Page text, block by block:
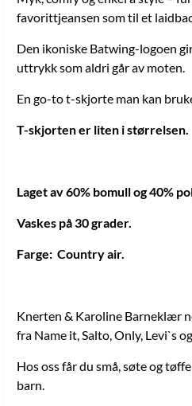
favorittjeansen som til et
Den ikoniske Batwing-logoen
uttrykk som aldri går av moten.
En go-to t-skjorte man kan
T-skjorten er liten i størrelsen.
Laget av 60% bomull og 40%
Vaskes på 30 grader.
Farge: Country air.
Knerten & Karoline Barneklær
fra Name it, Salto, Only, Levi`s
Hos oss får du små, søte og
barn.